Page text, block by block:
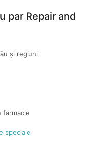
par Repair and
și regiuni
farmacie
speciale